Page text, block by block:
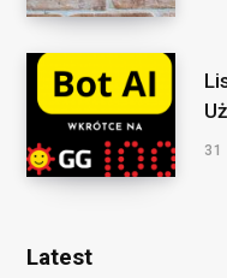
Latest